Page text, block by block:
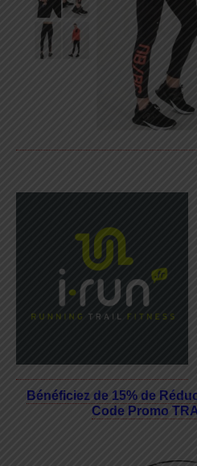
Bénéficiez de 15% de
Code Promo